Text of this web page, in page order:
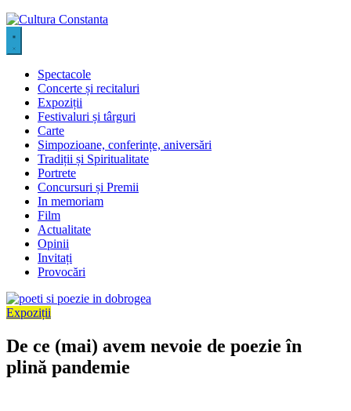
Spectacole
Concerte și recitaluri
Expoziții
Festivaluri și târguri
Carte
Simpozioane, conferințe, aniversări
Tradiții și Spiritualitate
Portrete
Concursuri și Premii
In memoriam
Film
Actualitate
Opinii
Invitați
Provocări
Expoziții
De ce (mai) avem nevoie de poezie în
plină pandemie